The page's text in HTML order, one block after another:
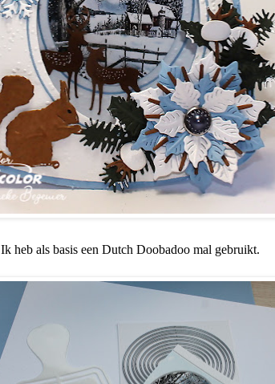
Ik heb als basis een Dutch Doobadoo mal gebruikt.